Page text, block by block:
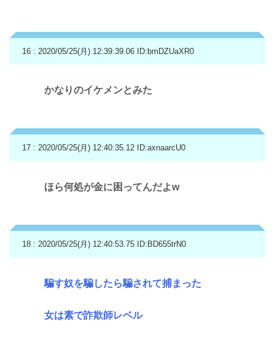
16 : 2020/05/25(月) 12:39:39.06 ID:bmDZUaXR0
かなりのイケメンとみた
17 : 2020/05/25(月) 12:40:35.12 ID:axnaarcU0
ほら何処が金に困ってんだよw
18 : 2020/05/25(月) 12:40:53.75 ID:BD655trN0
騙す奴を騙したら騙されて捕まった
女は素で詐欺師レベル